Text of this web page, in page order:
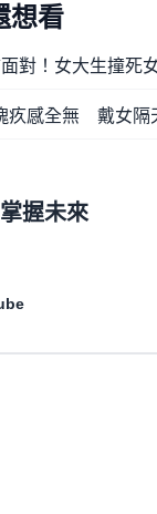
想看
對！女大生撞死
疚感全無 戴女隔
握未來